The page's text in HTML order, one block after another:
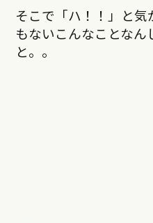
そこで「ハ！！」と
もないこんなことなん
と。。